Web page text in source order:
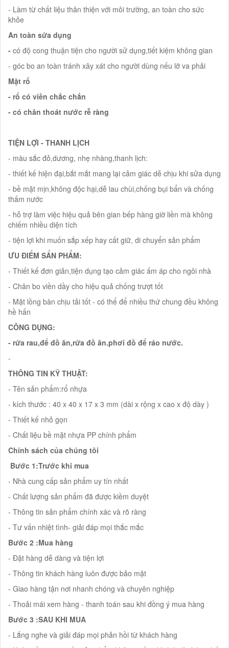
- Làm từ chất liệu thân thiện với môi trường, an toàn cho sức
khỏe
An toàn sửa dụng
- có độ cong thuận tiện cho người sử dụng,tiết kiệm không gian
- góc bo an toàn tránh xây xát cho người dùng nếu lỡ va phải
Mặt rổ
- rổ có viền chắc chắn
- có chân thoát nước rễ ràng
TIỆN LỢI - THANH LỊCH
- màu sắc đỏ,dương, nhẹ nhàng,thanh lịch:
- thiết kế hiện đại,bắt mắt mang lại cảm giác dễ chịu khi sửa dụng
- bề mặt mịn,không độc hại,dễ lau chùi,chống bụi bẩn và chống
thấm nước
- hỗ trợ làm việc hiệu quả bên gian bếp hàng giờ liền mà không
chiếm nhiều diện tích
- tiện lợi khi muốn sắp xếp hay cất giữ, di chuyển sản phẩm
ƯU ĐIỂM SẨN PHẨM:
- Thiết kế đơn giản,tiện dụng tạo cảm giác ấm áp cho ngôi nhà
- Chân bo viền dầy cho hiệu quả chống trượt tốt
- Mặt lồng bàn chịu tải tốt - có thể để nhiều thứ chung đều không
hề hấn
CÔNG DỤNG:
- rửa rau,để đồ ăn,rửa đồ ăn.phơi đồ để ráo nước.
-
THÔNG TIN KỸ THUẬT:
- Tên sản phẩm:rổ nhựa
- kích thước : 40 x 40 x 17 x 3 mm (dài x rộng x cao x độ dày )
- Thiết kế nhỏ gọn
- Chất liệu bề mặt nhựa PP chính phẩm
Chính sách của chúng tôi
Bước 1:Trước khi mua
- Nhà cung cấp sản phẩm uy tín nhất
- Chất lượng sản phẩm đã được kiềm duyệt
- Thông tin sản phẩm chính xác và rõ ràng
- Tư vấn nhiệt tình- giải đáp mọi thắc mắc
Bước 2 :Mua hàng
- Đặt hàng dễ dàng và tiện lợi
- Thông tin khách hàng luôn được bảo mật
- Giao hàng tận nơi nhanh chóng và chuyên nghiệp
- Thoải mái xem hàng - thanh toán sau khi đồng ý mua hàng
Bước 3 :SAU KHI MUA
- Lắng nghe và giải đáp mọi phản hồi từ khách hàng